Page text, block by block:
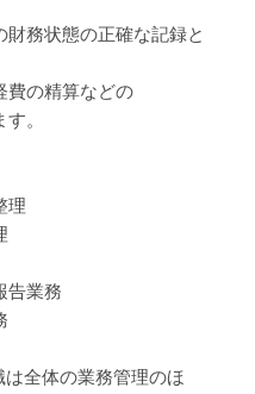
務状態の正確な記録と
費の精算などの
。
理
告業務
全体の業務管理のほ